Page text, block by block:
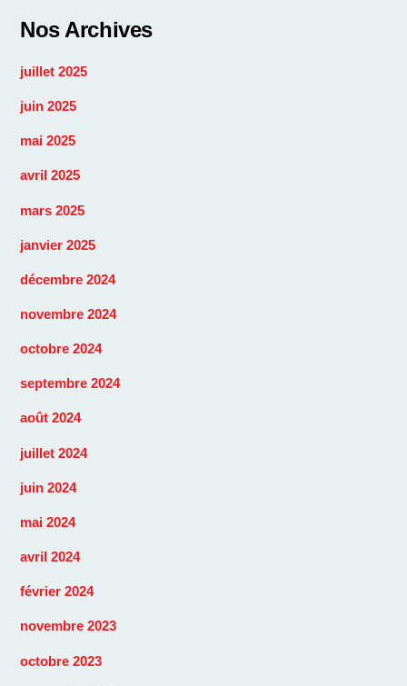
Nos Archives
juillet 2025
juin 2025
mai 2025
avril 2025
mars 2025
janvier 2025
décembre 2024
novembre 2024
octobre 2024
septembre 2024
août 2024
juillet 2024
juin 2024
mai 2024
avril 2024
février 2024
novembre 2023
octobre 2023